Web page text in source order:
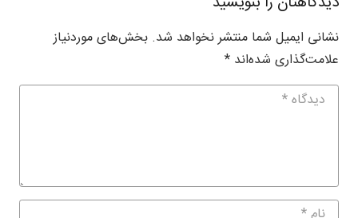
نشانی ایمیل شما منتشر نخواهد شد. بخش‌های موردنیاز
علامت‌گذاری شده‌اند *